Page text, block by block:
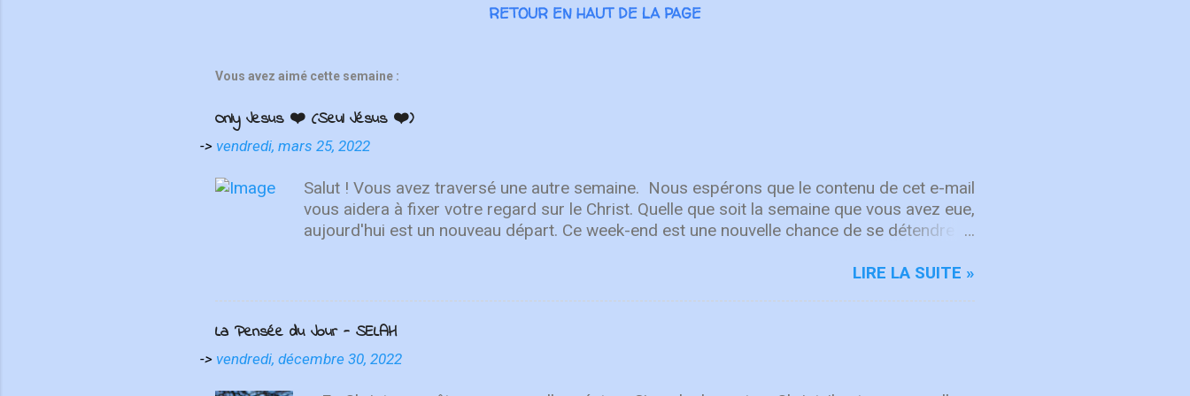
RETOUR EN HAUT DE LA PAGE
Vous avez aimé cette semaine :
Only Jesus ❤️ (Seul Jésus ❤️)
-> vendredi, mars 25, 2022
Salut ! Vous avez traversé une autre semaine. ⁣ Nous espérons que le contenu de cet e-mail
vous aidera à fixer votre regard sur le Christ. Quelle que soit la semaine que vous avez eue,
aujourd'hui est un nouveau départ. Ce week-end est une nouvelle chance de se détendre et
choses d'en haut, où Christ est assis à la droite de Dieu. Ayez l'esprit sur les choses d'en
présente "Only You" , une toute nouvelle chanson qui fait place à l'adoration et à la
contemplation. Le deuxième single de leur prochain EP de printemps "Here's To The One
LIRE LA SUITE »
La Pensée du Jour - SELAH
-> vendredi, décembre 30, 2022